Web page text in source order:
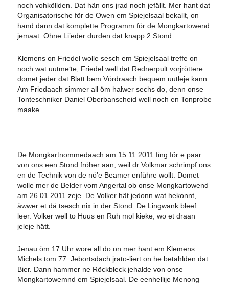
noch vohköllden. Dat hän ons jrad noch jefällt. Mer hant dat
Organisatorische för de Owen em Spiejelsaal bekallt, on
hand dann dat komplette Programm för de Mongkartowend
jemaat. Ohne Li’eder durden dat knapp 2 Stond.
Klemens on Friedel wolle sesch em Spiejelsaal treffe on
noch wat uutme‘te, Friedel well dat Rednerpult vorjröttere
domet jeder dat Blatt bem Vördraach bequem uutleje kann.
Am Friedaach simmer all öm halwer sechs do, denn onse
Tonteschniker Daniel Oberbanscheid well noch en Tonprobe
maake.
De Mongkartnommedaach am 15.11.2011 fing för e paar
von ons een Stond fröher aan, weil dr Volkmar schrimpf ons
en de Technik von de nö’e Beamer enführe wollt. Domet
wolle mer de Belder vom Angertal ob onse Mongkartowend
am 26.01.2011 zeje. De Volker hät jedonn wat hekonnt,
äwwer et dä tsesch nix in der Stond. De Lingwank bleef
leer. Volker well to Huus en Ruh mol kieke, wo et draan
jeleje hätt.
Jenau öm 17 Uhr wore all do on mer hant em Klemens
Michels tom 77. Jebortsdach jrato-liert on he betahlden dat
Bier. Dann hammer ne Röckbleck jehalde von onse
Mongkartowemnd em Spiejelsaal. De eenhellije Menong